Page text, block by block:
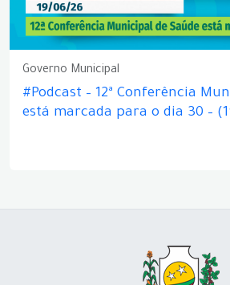
Governo Municipal
#Podcast – 12ª Conferência
está marcada para o dia 30 –